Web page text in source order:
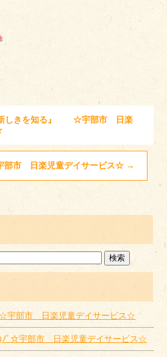
新しきを知る』 ☆宇部市 日楽
市 日楽児童デイサービス☆ →
宇部市 日楽児童デイサービス☆
ﾉﾞ☆宇部市 日楽児童デイサービス☆